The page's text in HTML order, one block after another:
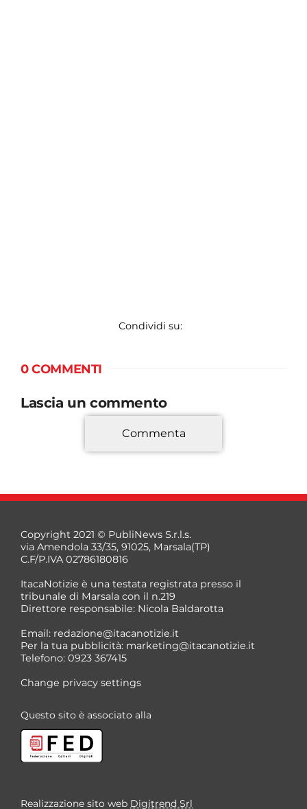
Condividi su:
0 COMMENTI
Lascia un commento
*
*
Commenta
Copyright 2021 © PubliNews S.r.l.s.
via Amendola 33/35, 91025, Marsala(TP)
C.F/P.IVA 02786180816
ItacaNotizie è una testata registrata presso il
tribunale di Marsala con il n.219
Direttore responsabile: Nicola Baldarotta
Email: redazione@itacanotizie.it
Per la tua pubblicità: marketing@itacanotizie.it
Telefono: 0923 367415
Change privacy settings
Questo sito è associato alla
Realizzazione sito web Digitrend Srl